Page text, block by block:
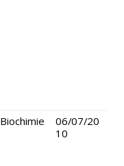
Biochimie
06/07/20
10